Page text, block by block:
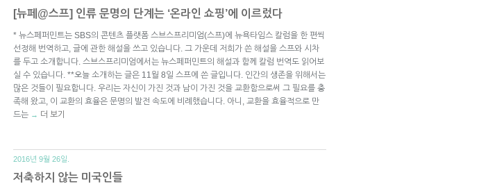
[뉴페@스프] 인류 문명의 단계는 ‘온라인 쇼핑’에 이르렀다
* 뉴스페퍼민트는 SBS의 콘텐츠 플랫폼 스브스프리미엄(스프)에 뉴욕타임스 칼럼을 한 편씩
선정해 번역하고, 글에 관한 해설을 쓰고 있습니다. 그 가운데 저희가 쓴 해설을 스프와 시차
를 두고 소개합니다. 스브스프리미엄에서는 뉴스페퍼민트의 해설과 함께 칼럼 번역도 읽어보
실 수 있습니다. **오늘 소개하는 글은 11월 8일 스프에 쓴 글입니다. 인간의 생존을 위해서는
많은 것들이 필요합니다. 우리는 자신이 가진 것과 남이 가진 것을 교환함으로써 그 필요를 충
족해 왔고, 이 교환의 효율은 문명의 발전 속도에 비례했습니다. 아니, 교환을 효율적으로 만
드는 → 더 보기
2016년 9월 26일.
저축하지 않는 미국인들